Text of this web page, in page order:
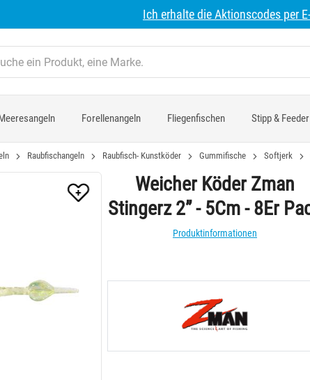
Ich erhalte die Aktionscodes per
Forellenangeln Fliegenfischen Stipp & Feeder
Raubfischangeln Raubfisch- Kunstköder Gummifische Softjerk
Weicher Köder Zman
Stingerz 2” - 5Cm - 8Er
Produktinformationen